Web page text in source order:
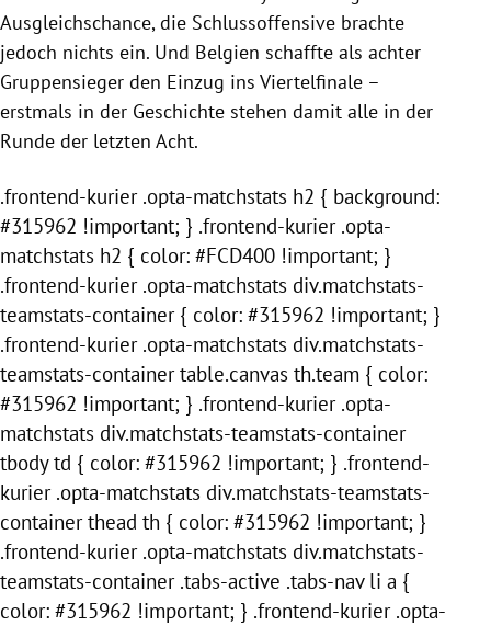
Ausgleichschance, die Schlussoffensive brachte
jedoch nichts ein. Und Belgien schaffte als achter
Gruppensieger den Einzug ins Viertelfinale –
erstmals in der Geschichte stehen damit alle in der
Runde der letzten Acht.
.frontend-kurier .opta-matchstats h2 { background:
#315962 !important; } .frontend-kurier .opta-
matchstats h2 { color: #FCD400 !important; }
.frontend-kurier .opta-matchstats div.matchstats-
teamstats-container { color: #315962 !important; }
.frontend-kurier .opta-matchstats div.matchstats-
teamstats-container table.canvas th.team { color:
#315962 !important; } .frontend-kurier .opta-
matchstats div.matchstats-teamstats-container
tbody td { color: #315962 !important; } .frontend-
kurier .opta-matchstats div.matchstats-teamstats-
container thead th { color: #315962 !important; }
.frontend-kurier .opta-matchstats div.matchstats-
teamstats-container .tabs-active .tabs-nav li a {
color: #315962 !important; } .frontend-kurier .opta-